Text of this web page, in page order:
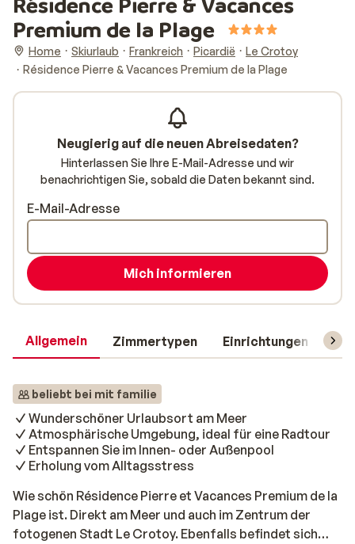
Premium de la Plage
Home Skiurlaub Frankreich Picardië
Le Crotoy
Résidence Pierre & Vacances Premium de la Plage
Allgemein Zimmertypen Einrichtungen
beliebt bei mit familie
Wunderschöner Urlaubsort am Meer
Atmosphärische Umgebung, ideal für eine Radtour
Entspannen Sie im Innen- oder Außenpool
Erholung vom Alltagsstress
Wie schön Résidence Pierre et Vacances Premium de la
Plage ist. Direkt am Meer und auch im Zentrum der
fotogenen Stadt Le Crotoy. Ebenfalls befindet sich
Neugierig auf die neuen Abreisedaten?
Hinterlassen Sie Ihre E-Mail-Adresse und wir
benachrichtigen Sie, sobald die Daten bekannt sind.
E-Mail-Adresse
Mich informieren